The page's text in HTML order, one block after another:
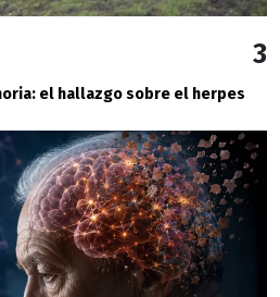
3
el hallazgo sobre el herpes